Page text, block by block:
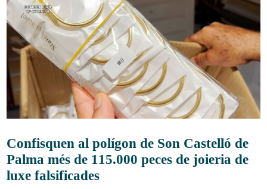
Confisquen al polígon de Son Castelló de
Palma més de 115.000 peces de joieria de
luxe falsificades